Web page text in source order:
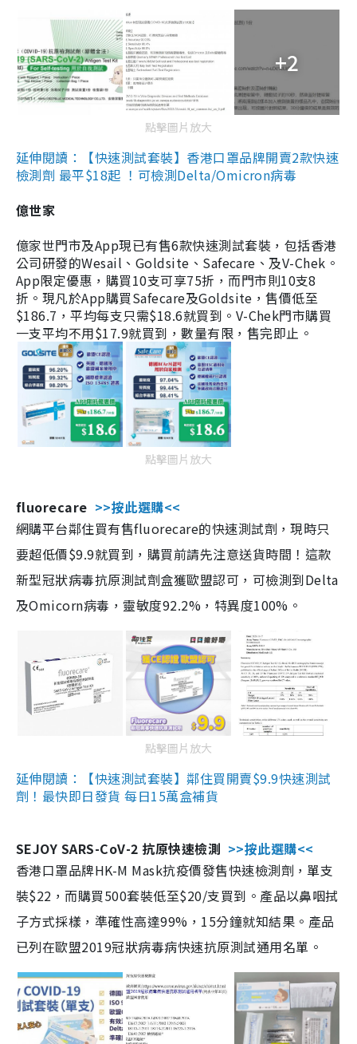
+2
點擊圖片放大
延伸閱讀：【快速測試套裝】香港口罩品牌開賣2款快速
檢測劑 最平$18起 ！可檢測Delta/Omicron病毒
億世家
億家世門市及App現已有售6款快速測試套裝，包括香港
公司研發的Wesail、Goldsite、Safecare、及V-Chek。
App限定優惠，購買10支可享75折，而門市則10支8
折。現凡於App購買Safecare及Goldsite，售價低至
$186.7，平均每支只需$18.6就買到。V-Chek門市購買
一支平均不用$17.9就買到，數量有限，售完即止。
點擊圖片放大
fluorecare >>按此選購<<
網購平台鄰住買有售fluorecare的快速測試劑，現時只
要超低價$9.9就買到，購買前請先注意送貨時間！這款
新型冠狀病毒抗原測試劑盒獲歐盟認可，可檢測到Delta
及Omicorn病毒，靈敏度92.2%，特異度100%。
點擊圖片放大
延伸閱讀：【快速測試套裝】鄰住買開賣$9.9快速測試
劑！最快即日發貨 每日15萬盒補貨
SEJOY SARS-CoV-2 抗原快速檢測 >>按此選購<<
香港口罩品牌HK-M Mask抗疫價發售快速檢測劑，單支
裝$22，而購買500套裝低至$20/支買到。產品以鼻咽拭
子方式採樣，準確性高達99%，15分鐘就知結果。產品
已列在歐盟2019冠狀病毒病快速抗原測試通用名單。